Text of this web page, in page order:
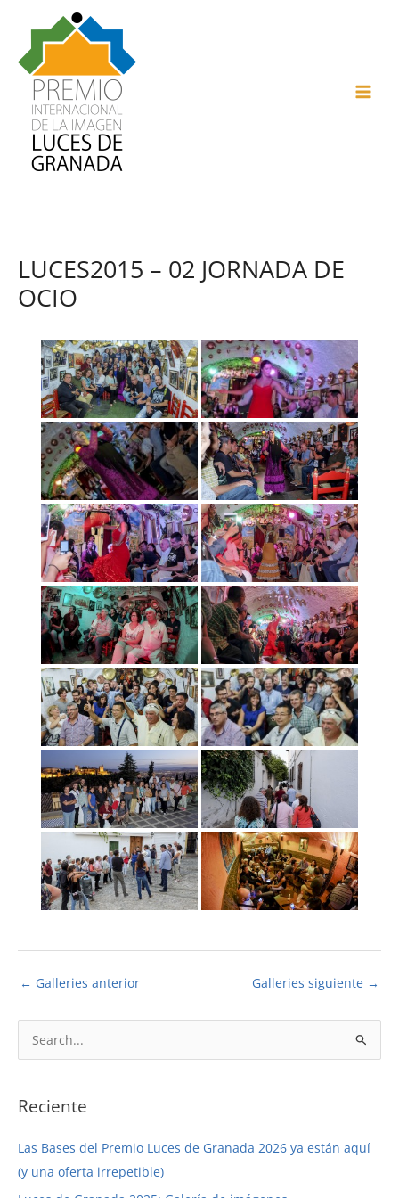
contenido
LUCES2015 – 02 JORNADA DE
OCIO
← Galleries anterior Galleries siguiente →
c
r
p
Reciente
Las Bases del Premio Luces de Granada 2026 ya están aquí
(y una oferta irrepetible)